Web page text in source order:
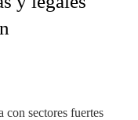
con sectores fuertes